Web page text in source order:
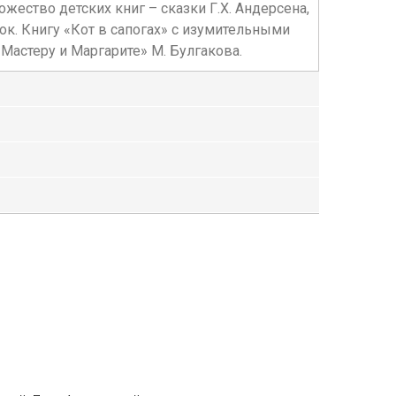
детских книг – сказки Г.Х. Андерсена,
Книгу «Кот в сапогах» с изумительными
и Маргарите» М. Булгакова.